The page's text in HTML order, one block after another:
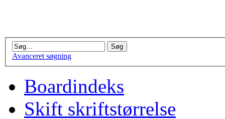
Avanceret søgning
Boardindeks
Skift skriftstørrelse